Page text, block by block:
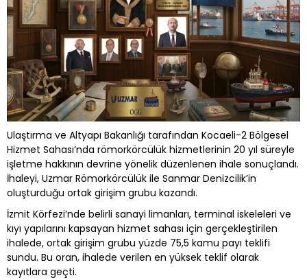
Ulaştırma ve Altyapı Bakanlığı tarafından Kocaeli-2 Bölgesel
Hizmet Sahası’nda römorkörcülük hizmetlerinin 20 yıl süreyle
işletme hakkının devrine yönelik düzenlenen ihale sonuçlandı.
İhaleyi, Uzmar Römorkörcülük ile Sanmar Denizcilik’in
oluşturduğu ortak girişim grubu kazandı.
İzmit Körfezi’nde belirli sanayi limanları, terminal iskeleleri ve
kıyı yapılarını kapsayan hizmet sahası için gerçekleştirilen
ihalede, ortak girişim grubu yüzde 75,5 kamu payı teklifi
sundu. Bu oran, ihalede verilen en yüksek teklif olarak
kayıtlara geçti.